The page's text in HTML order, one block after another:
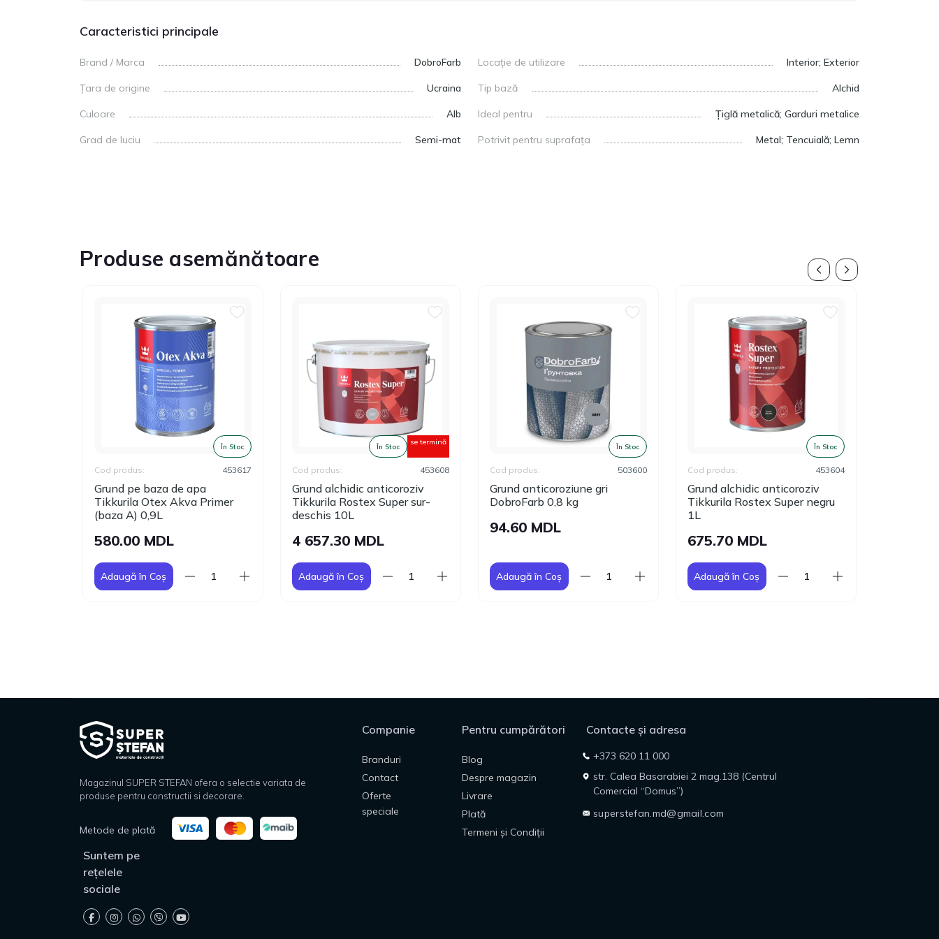
Caracteristici principale
Brand / Marca DobroFarb
Țara de origine Ucraina
Culoare Alb
Grad de luciu Semi-mat
Locație de utilizare Interior; Exterior
Tip bază Alchid
Ideal pentru Țiglă metalică; Garduri metalice
Potrivit pentru suprafața Metal; Tencuială; Lemn
Produse asemănătoare
În Stoc
Grund pe baza de apa
Tikkurila Otex Akva Primer
(baza А) 0,9L
Cod produs: 453617
580.00 MDL
Adaugă în Coș
În Stoc
se termină
Grund alchidic anticoroziv
Tikkurila Rostex Super sur-
deschis 10L
Cod produs: 453608
4 657.30 MDL
Adaugă în Coș
În Stoc
Grund anticoroziune gri
DobroFarb 0,8 kg
Cod produs: 503600
94.60 MDL
Adaugă în Coș
În Stoc
Grund alchidic anticoroziv
Tikkurila Rostex Super negru
1L
Cod produs: 453604
675.70 MDL
Adaugă în Coș
Magazinul SUPER STEFAN ofera o selectie variata de
produse pentru constructii si decorare.
Metode de plată
Companie
Branduri
Contact
Oferte
speciale
Pentru cumpărători
Blog
Despre magazin
Livrare
Plată
Termeni și Condiții
Contacte și adresa
+373 620 11 000
str. Calea Basarabiei 2 mag.138 (Centrul
Comercial “Domus”)
superstefan.md@gmail.com
Suntem pe
rețelele
sociale